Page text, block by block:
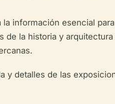
la información esencial
de la historia y
y detalles de las